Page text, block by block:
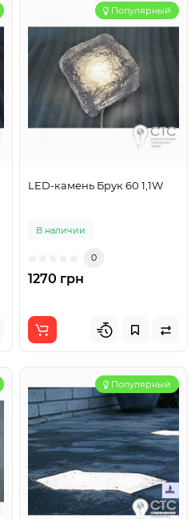
Популярный
LED-камень Брук 60 1,1W
В наличии
0
1270 грн
Популярный